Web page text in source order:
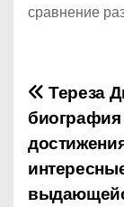
сравнение
Н
а
в
Тереза
биография